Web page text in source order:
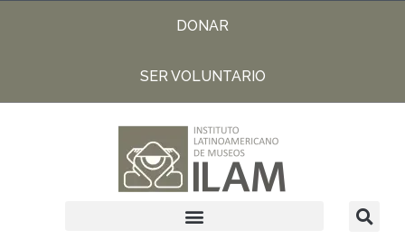
DONAR
SER VOLUNTARIO